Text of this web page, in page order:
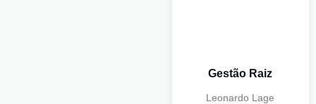
Gestão Raiz
Leonardo Lage